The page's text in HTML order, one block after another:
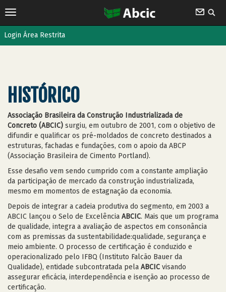
Login Área Restrita
HISTÓRICO
Associação Brasileira da Construção Industrializada de
Concreto (ABCIC) surgiu, em outubro de 2001, com o objetivo de
difundir e qualificar os pré-moldados de concreto destinados a
estruturas, fachadas e fundações, com o apoio da ABCP
(Associação Brasileira de Cimento Portland).
Esse desafio vem sendo cumprido com a constante ampliação
da participação de mercado da construção industrializada,
mesmo em momentos de estagnação da economia.
Depois de integrar a cadeia produtiva do segmento, em 2003 a
ABCIC lançou o Selo de Excelência ABCIC. Mais que um programa
de qualidade, integra a avaliação de aspectos em consonância
com as premissas da sustentabilidade:qualidade, segurança e
meio ambiente. O processo de certificação é conduzido e
operacionalizado pelo IFBQ (Instituto Falcão Bauer da
Qualidade), entidade subcontratada pela ABCIC visando
assegurar eficácia, interdependência e isenção ao processo de
certificação.